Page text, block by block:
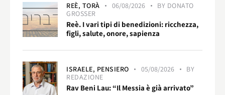
REÈ, TORÀ 06/08/2026 BY DONATO
GROSSER
Reè. I vari tipi di benedizioni: ricchezza,
figli, salute, onore, sapienza
ISRAELE, PENSIERO 05/08/2026
BY
REDAZIONE
Rav Beni Lau: “Il Messia è già arrivato”